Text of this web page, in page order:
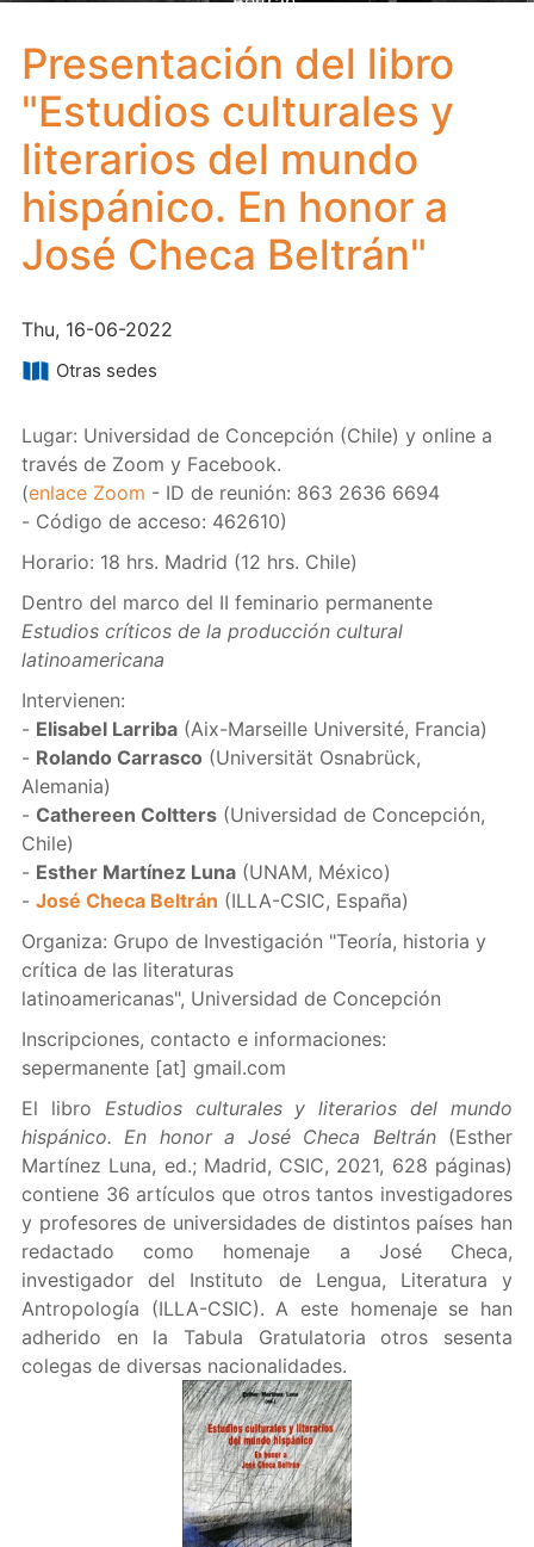
Presentación del libro
"Estudios culturales y
literarios del mundo
hispánico. En honor a
José Checa Beltrán"
Thu, 16-06-2022
Otras sedes
Lugar: Universidad de Concepción (Chile) y online a
través de Zoom y Facebook.
(enlace Zoom - ID de reunión: 863 2636 6694
- Código de acceso: 462610)
Horario: 18 hrs. Madrid (12 hrs. Chile)
Dentro del marco del II feminario permanente
Estudios críticos de la producción cultural
latinoamericana
Intervienen:
- Elisabel Larriba(Aix-Marseille Université, Francia)
- Rolando Carrasco (Universität Osnabrück,
Alemania)
- Cathereen Coltters(Universidad de Concepción,
Chile)
- Esther Martínez Luna(UNAM, México)
- José Checa Beltrán (ILLA-CSIC, España)
Organiza: Grupo de Investigación "Teoría, historia y
crítica de las literaturas
latinoamericanas", Universidad de Concepción
Inscripciones, contacto e informaciones:
sepermanente[at] gmail.com
El libro Estudios culturales y literarios del mundo
hispánico. En honor a José Checa Beltrán(Esther
Martínez Luna, ed.; Madrid, CSIC, 2021, 628 páginas)
contiene 36 artículos que otros tantos investigadores
y profesores de universidades de distintos países han
redactado como homenaje a José Checa,
investigador del Instituto de Lengua, Literatura y
Antropología (ILLA-CSIC). A este homenaje se han
adherido en la Tabula Gratulatoria otros sesenta
colegas de diversas nacionalidades.